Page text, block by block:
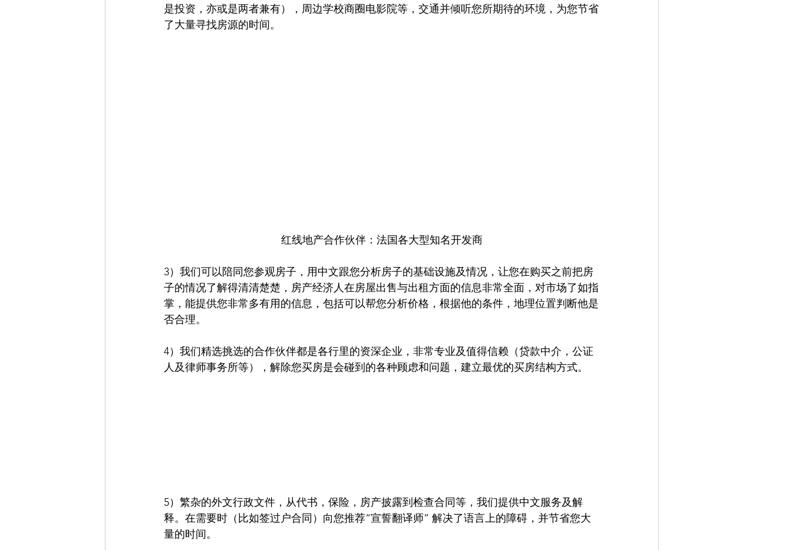
是投资，亦或是两者兼有），周边学校商圈电影院等，交通并倾听您所期待的环境，为您节省
了大量寻找房源的时间。
红线地产合作伙伴：法国各大型知名开发商
3）我们可以陪同您参观房子，用中文跟您分析房子的基础设施及情况，让您在购买之前把房
子的情况了解得清清楚楚，房产经济人在房屋出售与出租方面的信息非常全面，对市场了如指
掌，能提供您非常多有用的信息，包括可以帮您分析价格，根据他的条件，地理位置判断他是
否合理。
4）我们精选挑选的合作伙伴都是各行里的资深企业，非常专业及值得信赖（贷款中介，公证
人及律师事务所等），解除您买房是会碰到的各种顾虑和问题，建立最优的买房结构方式。
5）繁杂的外文行政文件，从代书，保险，房产披露到检查合同等，我们提供中文服务及解
释。在需要时（比如签过户合同）向您推荐“宣誓翻译师” 解决了语言上的障碍，并节省您大
量的时间。